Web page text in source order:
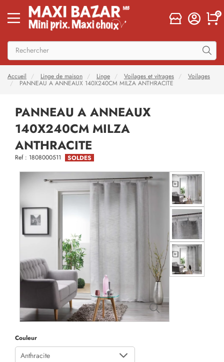
0
Accueil Linge de maison Linge Voilages et vitrages
Voilages
PANNEAU A ANNEAUX 140X240CM MILZA ANTHRACITE
PANNEAU A ANNEAUX
140X240CM MILZA
ANTHRACITE
Ref : 1808000511 SOLDES
Couleur
Anthracite